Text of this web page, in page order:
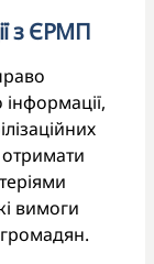
з ЄРМП
вимоги
громадян.